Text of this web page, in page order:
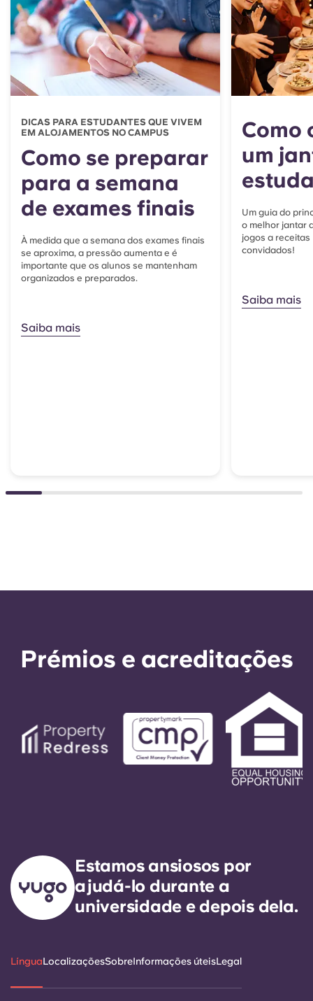
DICAS PARA ESTUDANTES QUE VIVEM
EM ALOJAMENTOS NO CAMPUS
Como se preparar
para a semana
de exames finais
À medida que a semana dos exames finais
se aproxima, a pressão aumenta e é
importante que os alunos se mantenham
organizados e preparados.
Saiba mais
Como
um
Um guia do
o melhor jantar
jogos a
convidados!
Saiba mais
Prémios e acreditações
Estamos ansiosos por
ajudá-lo durante a
universidade e depois dela.
LínguaLocalizaçõesSobreInformações úteisLegal